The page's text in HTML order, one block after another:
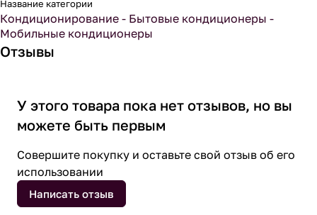
Название категории
Кондиционирование - Бытовые кондиционеры -
Мобильные кондиционеры
Отзывы
У этого товара пока нет отзывов, но вы
можете быть первым
Совершите покупку и оставьте свой отзыв об его
использовании
Написать отзыв